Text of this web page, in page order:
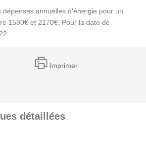
dépenses annuelles d'énergie pour un
1580€ et 2170€. Pour la date de
Imprimer
détaillées